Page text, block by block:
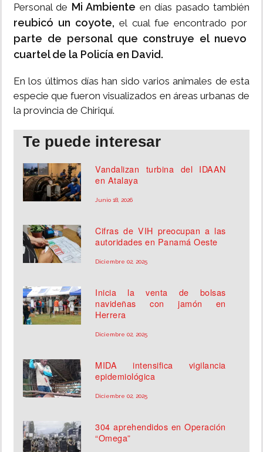
Personal de Mi Ambiente en días pasado también
reubicó un coyote, el cual fue encontrado por
parte de personal que construye el nuevo
cuartel de la Policía en David.
En los últimos días han sido varios animales de esta
especie que fueron visualizados en áreas urbanas de
la provincia de Chiriquí.
Te puede interesar
Vandalizan turbina del IDAAN
en Atalaya
Junio 18, 2026
Cifras de VIH preocupan a las
autoridades en Panamá Oeste
Diciembre 02, 2025
Inicia la venta de bolsas
navideñas con jamón en
Herrera
Diciembre 02, 2025
MIDA intensifica vigilancia
epidemiológica
Diciembre 02, 2025
304 aprehendidos en Operación
“Omega”